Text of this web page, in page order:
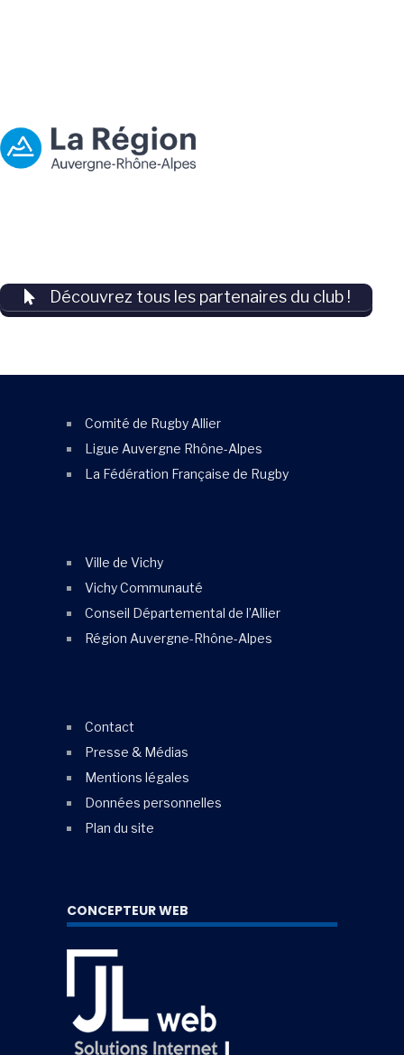
Découvrez tous les partenaires du club !
Comité de Rugby Allier
Ligue Auvergne Rhône-Alpes
La Fédération Française de Rugby
Ville de Vichy
Vichy Communauté
Conseil Départemental de l’Allier
Région Auvergne-Rhône-Alpes
Contact
Presse & Médias
Mentions légales
Données personnelles
Plan du site
CONCEPTEUR WEB